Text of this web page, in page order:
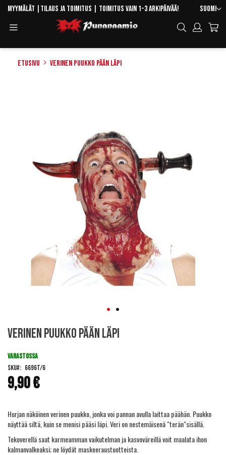
Skip
Content
Kieli
Suomi
Myymälät Tilaus ja toimitus | Toimitus vain 1-3 arkipäivää!
Hae
Etusivu Verinen puukko pään läpi
to
beginning
the
images
gallery
Verinen puukko pään läpi
9,90 €
VARASTOSSA
SKU
6696T/6
Hurjan näköinen verinen puukko, jonka voi pannan avulla laittaa päähän. Puukko
näyttää siltä, kuin se menisi pääsi läpi. Veri on nestemäisenä "terän"sisällä.
Tekoverellä saat karmeamman vaikutelman ja kasvoväreillä voit maalata ihon
kalmanvalkeaksi; ne löydät maskeeraustuotteista.